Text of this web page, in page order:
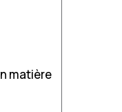
matière